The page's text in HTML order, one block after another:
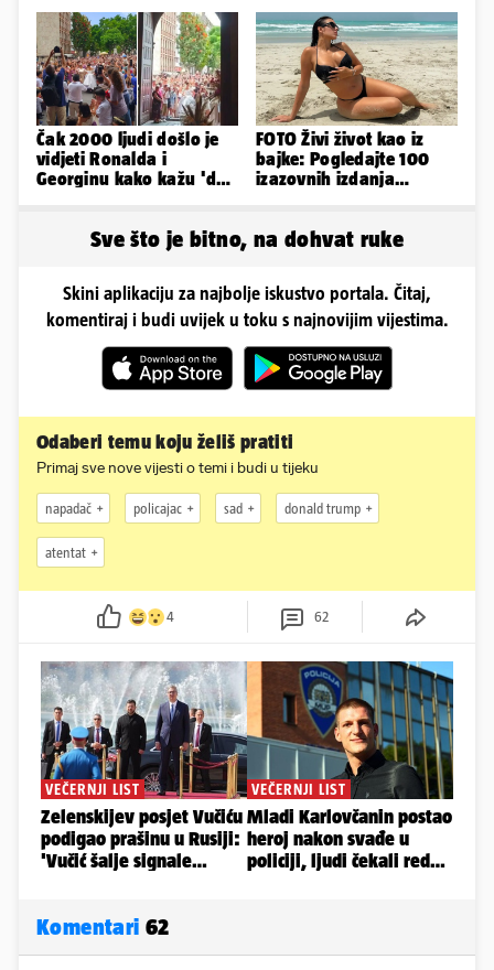
starijeg
Čak 2000 ljudi došlo je
vidjeti Ronalda i
Georginu kako kažu 'da'.
FOTO Živi život kao iz
bajke: Pogledajte 100
izazovnih izdanja
Sve što je bitno, na dohvat ruke
Skini aplikaciju za najbolje iskustvo portala. Čitaj,
komentiraj i budi uvijek u toku s najnovijim vijestima.
Odaberi temu koju želiš pratiti
Primaj sve nove vijesti o temi i budi u tijeku
napadač policajac sad donald trump
atentat
4 62
Komentari 62